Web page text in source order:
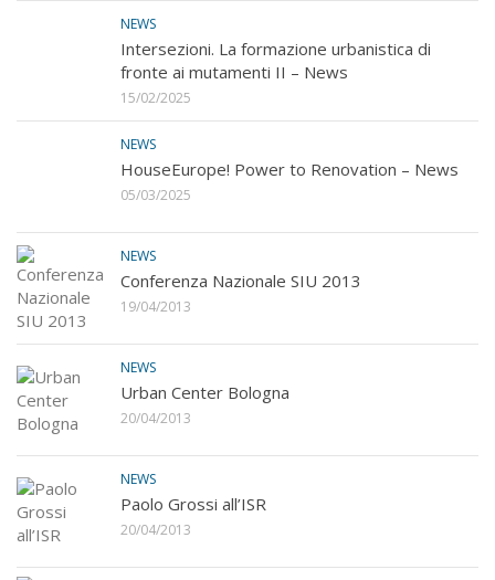
NEWS
Intersezioni. La formazione urbanistica di
fronte ai mutamenti II – News
15/02/2025
NEWS
HouseEurope! Power to Renovation – News
05/03/2025
NEWS
Conferenza Nazionale SIU 2013
19/04/2013
NEWS
Urban Center Bologna
20/04/2013
NEWS
Paolo Grossi all’ISR
20/04/2013